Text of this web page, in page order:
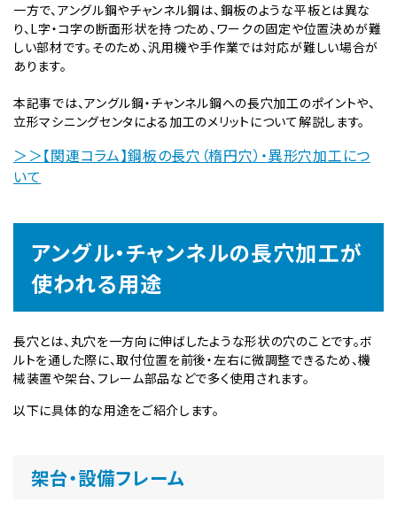
一方で、アングル鋼やチャンネル鋼は、鋼板のような平板とは異な
り、L字・コ字の断面形状を持つため、ワークの固定や位置決めが難
しい部材です。そのため、汎用機や手作業では対応が難しい場合が
あります。
本記事では、アングル鋼・チャンネル鋼への長穴加工のポイントや、
立形マシニングセンタによる加工のメリットについて解説します。
＞＞【関連コラム】鋼板の長穴（楕円穴）・異形穴加工につ
いて
アングル・チャンネルの長穴加工が
使われる用途
長穴とは、丸穴を一方向に伸ばしたような形状の穴のことです。ボ
ルトを通した際に、取付位置を前後・左右に微調整できるため、機
械装置や架台、フレーム部品などで多く使用されます。
以下に具体的な用途をご紹介します。
架台・設備フレーム